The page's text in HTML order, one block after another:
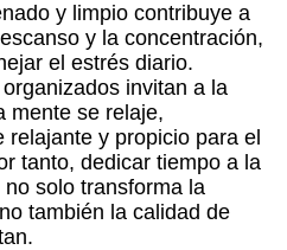
y limpio contribuye a
y la concentración,
el estrés diario.
invitan a la
mente se relaje,
y propicio para el
tanto, dedicar tiempo a la
solo transforma la
también la calidad de